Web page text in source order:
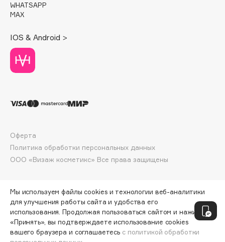
Davines
Dessange
Dior
Divage
Dorco
Dr. Vranjes Firenze
Dr.Althea
Dr.Ceuracle
DSD de Luxe
Dyson
WHATSAPP
MAX
IOS & Android >
ООО «Визаж косметикс» Все права защищены
Оферта
Политика обработки персональных данных
Мы используем файлы cookies и технологии веб-аналитики
для улучшения работы сайта и удобства его
использования. Продолжая пользоваться сайтом и нажимая
«Принять», вы подтверждаете использование cookies
вашего браузера и соглашаетесь с политикой обработки